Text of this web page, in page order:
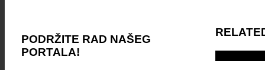
PODRŽITE RAD NAŠEG
PORTALA!